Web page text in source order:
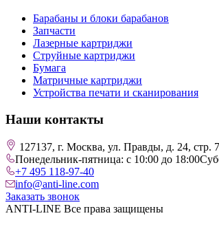
Барабаны и блоки барабанов
Запчасти
Лазерные картриджи
Струйные картриджи
Бумага
Матричные картриджи
Устройства печати и сканирования
Наши контакты
127137, г. Москва, ул. Правды, д. 24, стр. 7
Понедельник-пятница: с 10:00 до 18:00
+7 495 118-97-40
info@anti-line.com
Заказать звонок
ANTI-LINE Все права защищены